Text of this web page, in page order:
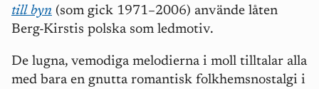
till byn (som gick 1971–2006) använde låten
Berg-Kirstis polska som ledmotiv.
De lugna, vemodiga melodierna i moll tilltalar alla
med bara en gnutta romantisk folkhemsnostalgi i